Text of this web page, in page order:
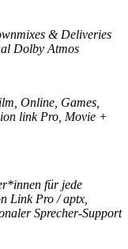
& Deliveries
Dolby Atmos
Online, Games,
link Pro, Movie +
für jede
Link Pro / aptx,
Sprecher-Support